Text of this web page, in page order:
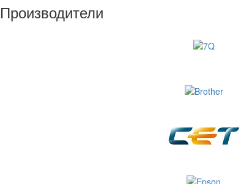
Производители